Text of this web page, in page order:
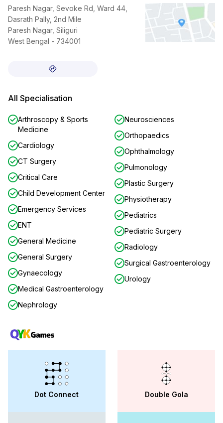
Paresh Nagar, Sevoke Rd, Ward 44,
Dasrath Pally, 2nd Mile
Paresh Nagar, Siliguri
West Bengal - 734001
All Specialisation
Arthroscopy & Sports
Medicine
Cardiology
CT Surgery
Critical Care
Child Development Center
Emergency Services
ENT
General Medicine
General Surgery
Gynaecology
Medical Gastroenterology
Nephrology
Neurosciences
Orthopaedics
Ophthalmology
Pulmonology
Plastic Surgery
Physiotherapy
Pediatrics
Pediatric Surgery
Radiology
Surgical Gastroenterology
Urology
Dot Connect Double Gola